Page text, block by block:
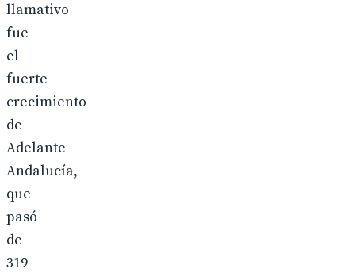
llamativo
fue
el
fuerte
crecimiento
de
Adelante
Andalucía,
que
pasó
de
319